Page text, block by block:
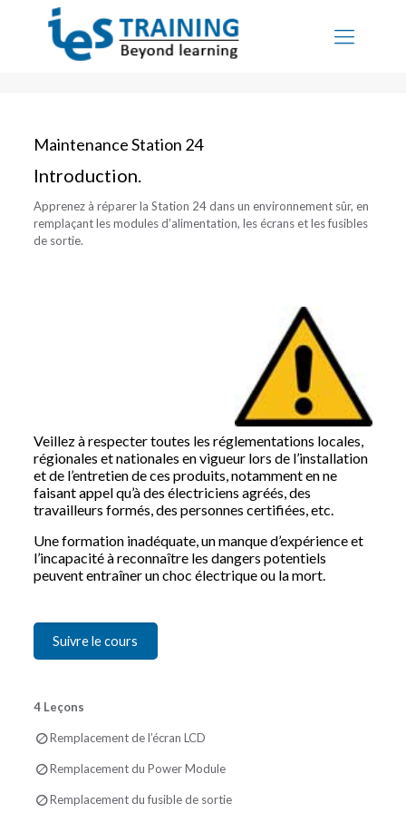
Maintenance Station 24
Introduction.
Apprenez à réparer la Station 24 dans un environnement sûr, en
remplaçant les modules d’alimentation, les écrans et les fusibles
de sortie.
Veillez à respecter toutes les réglementations locales,
régionales et nationales en vigueur lors de l’installation
et de l’entretien de ces produits, notamment en ne
faisant appel qu’à des électriciens agréés, des
travailleurs formés, des personnes certifiées, etc.
Une formation inadéquate, un manque d’expérience et
l’incapacité à reconnaître les dangers potentiels
peuvent entraîner un choc électrique ou la mort.
Suivre le cours
4 Leçons
Remplacement de l’écran LCD
Remplacement du Power Module
Remplacement du fusible de sortie